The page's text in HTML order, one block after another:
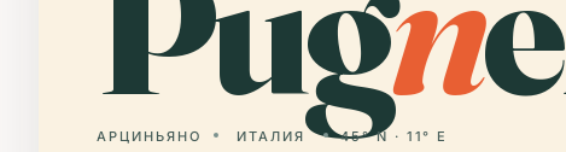
АРЦИНЬЯНО ИТАЛИЯ 45° N · 11° E